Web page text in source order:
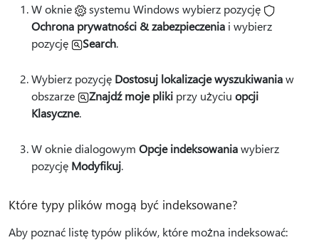
W oknie
systemu Windows wybierz pozycję
Ochrona prywatności & zabezpieczenia i wybierz
pozycję
Search.
Wybierz pozycję Dostosuj lokalizacje wyszukiwaniaw
obszarze
Znajdź moje pliki przy użyciu opcji
Klasyczne.
W oknie dialogowym Opcje indeksowaniawybierz
pozycję Modyfikuj.
Które typy plików mogą być indeksowane?
Aby poznać listę typów plików, które można indeksować: